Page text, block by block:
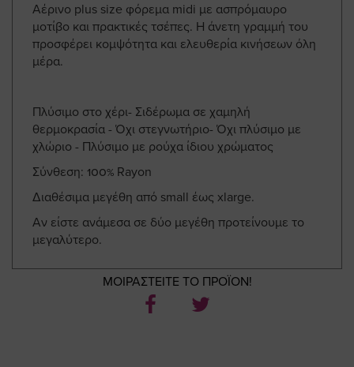
Αέρινο plus size φόρεμα midi με ασπρόμαυρο
μοτίβο και πρακτικές τσέπες. Η άνετη γραμμή του
προσφέρει κομψότητα και ελευθερία κινήσεων όλη
μέρα.
Πλύσιμο στο χέρι- Σιδέρωμα σε χαμηλή
θερμοκρασία - Όχι στεγνωτήριο- Όχι πλύσιμο με
χλώριο - Πλύσιμο με ρούχα ίδιου χρώματος
Σύνθεση: 100% Rayon
Διαθέσιμα μεγέθη από small έως xlarge.
Αν είστε ανάμεσα σε δύο μεγέθη προτείνουμε το
μεγαλύτερο.
ΜΟΙΡΑΣΤΕΙΤΕ ΤΟ ΠΡΟΪΟΝ!